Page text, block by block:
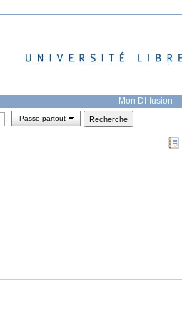
Mon DI-fusion
Passe-partout